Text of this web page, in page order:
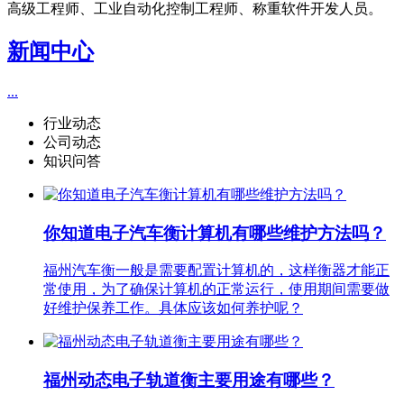
高级工程师、工业自动化控制工程师、称重软件开发人员。
新闻中心
...
行业动态
公司动态
知识问答
你知道电子汽车衡计算机有哪些维护方法吗？
福州汽车衡一般是需要配置计算机的，这样衡器才能正
常使用，为了确保计算机的正常运行，使用期间需要做
好维护保养工作。具体应该如何养护呢？
福州动态电子轨道衡主要用途有哪些？